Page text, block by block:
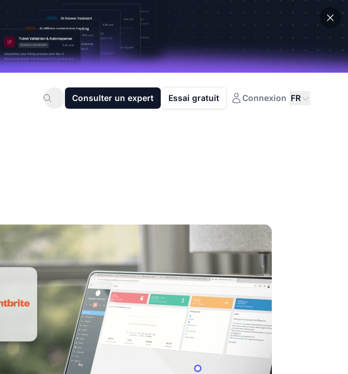
Consulter un expert Essai gratuit Connexion FR